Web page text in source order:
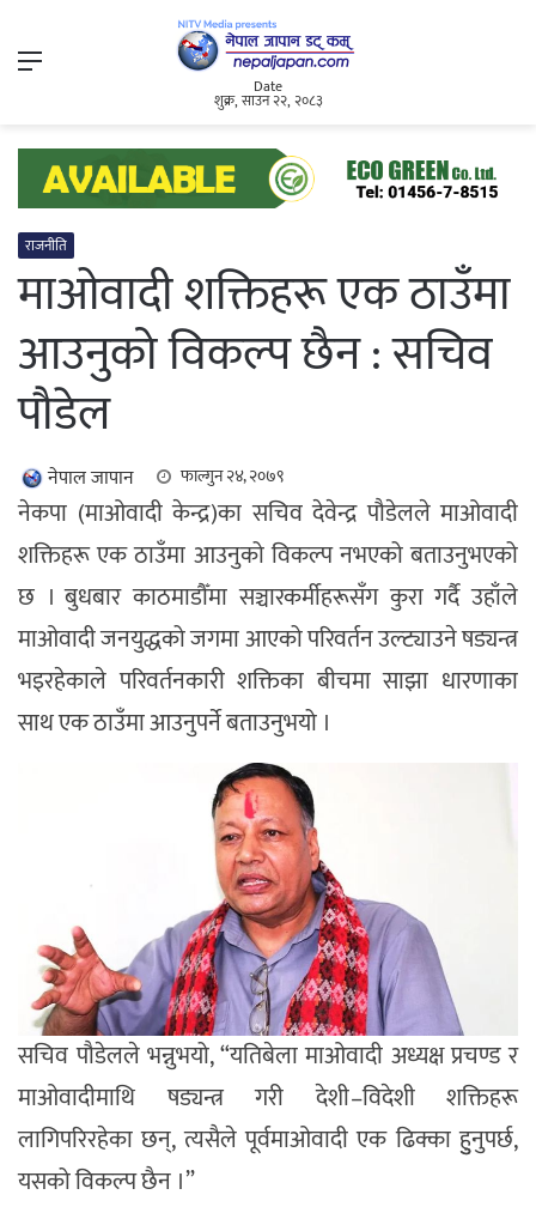
Menu
Date
शुक्र, साउन २२, २०८३
राजनीति
माओवादी शक्तिहरू एक ठाउँमा
आउनुको विकल्प छैन : सचिव
पौडेल
नेपाल जापान फाल्गुन २४, २०७९
नेकपा (माओवादी केन्द्र)का सचिव देवेन्द्र पौडेलले माओवादी
शक्तिहरू एक ठाउँमा आउनुको विकल्प नभएको बताउनुभएको
छ । बुधबार काठमाडौँमा सञ्चारकर्मीहरूसँग कुरा गर्दै उहाँले
माओवादी जनयुद्धको जगमा आएको परिवर्तन उल्ट्याउने षड्यन्त्र
भइरहेकाले परिवर्तनकारी शक्तिका बीचमा साझा धारणाका
साथ एक ठाउँमा आउनुपर्ने बताउनुभयो ।
सचिव पौडेलले भन्नुभयो, “यतिबेला माओवादी अध्यक्ष प्रचण्ड र
माओवादीमाथि षड्यन्त्र गरी देशी–विदेशी शक्तिहरू
लागिपरिरहेका छन्, त्यसैले पूर्वमाओवादी एक ढिक्का हुुनुपर्छ,
यसको विकल्प छैन ।”